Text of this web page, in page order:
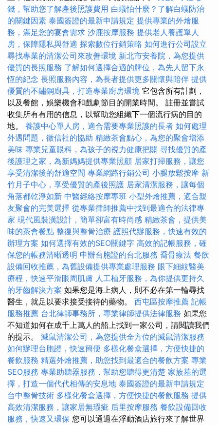
錢，幫助您了解產後照護費用 白蟻怕什麼？了解白蟻防治
的關鍵因素 泰國簽證的最新申請規定 提供專業的外燴服
務，滿足您的宴會需求 沙鹿按摩服務 提供老人養護單人
房，保障隱私與舒適 探索數位行銷策略 如何進行公司設立
尋找專業的清潔公司來改善環境 新北市安養院，為您提供
優質的長照服務 了解如何選擇合適的牌位，為先人留下永
恆的紀念 長照服務內容，為長者提供更多關懷與陪伴 提供
優質的不鏽鋼廚具，打造專業廚房環境 它包含所有計劃，
以及餐館，娛樂機會和戲劇節目的開業時間。 註冊並嘗試
收集所有有用的信息，以幫助您組織下一個流行病的目的
地。 養護中心單人房，適合需要專業照護的長者 如何處理
外遇問題，徵信社的協助 精緻茶會點心，為您的聚會增添
美味 專業兒童眼科，為孩子的視力健康把關 尋找優質的產
後護理之家，為新媽媽提供專業照顧 居家打掃服務，讓您
享受清潔後的舒適空間 專業網路行銷公司 小腿放鬆按摩 新
竹月子中心，享受優質的產後照護 居家清潔服務，讓每個
角落都乾淨如新 中醫經絡按摩專班 小型外燴推薦，適合親
友聚會的完美選擇 從專業律師推薦中找到最適合的法律專
家 現代風裝潢設計，簡單卻富有時尚感 精緻茶會，提供美
味的茶會餐點 整復與整骨治療 護照代辦服務，快速有效的
辦理方案 如何選擇有效的SEO關鍵字 高效的記帳服務，確
保您的帳務清晰透明 申辦台胞證的台北服務 喬骨療法 餐飲
設備回收推薦，為舊設備提供專業處理服務 眼下細紋醫美
療程，快速平滑眼周肌膚 人工植牙服務，為你提供更持久
的牙齒解決方案 如果您是海上病人，則不必在第一輪尋找
醫生，就足以要求接受接待的藥物。 西屯區按摩推薦 記帳
服務推薦 台北律師事務所，專業律師提供法律服務 如果您
不知道如何在成千上萬人的船上找到一家公司，請閱讀我們
的提示。 滅鼠清潔公司，為您提供全方位的滅鼠清潔服務
如何辦理台胞證，快速簡便 多樣化餐盒選擇，方便快捷的
餐飲服務 精選外燴推薦，助您找到最適合的餐飲方案 專業
SEO服務 專業助聽器服務，幫助您聽得更清楚 家族墓的選
擇，打造一個代代相傳的安息地 泰國簽證的最新申請規定
台中整骨技術 多樣化餐盒選擇，方便快捷的餐飲服務 提供
高效清潔服務，讓家居無瑕疵 后里按摩服務 餐飲設備回收
服務，快速又環保 您可以通過在浮動酒店旅行來了解世界